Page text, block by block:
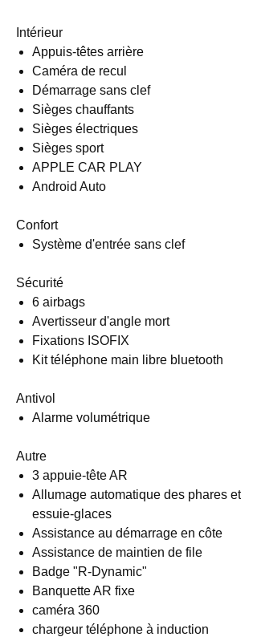
Intérieur
Appuis-têtes arrière
Caméra de recul
Démarrage sans clef
Sièges chauffants
Sièges électriques
Sièges sport
APPLE CAR PLAY
Android Auto
Confort
Système d'entrée sans clef
Sécurité
6 airbags
Avertisseur d'angle mort
Fixations ISOFIX
Kit téléphone main libre bluetooth
Antivol
Alarme volumétrique
Autre
3 appuie-tête AR
Allumage automatique des phares et
essuie-glaces
Assistance au démarrage en côte
Assistance de maintien de file
Badge "R-Dynamic"
Banquette AR fixe
caméra 360
chargeur téléphone à induction